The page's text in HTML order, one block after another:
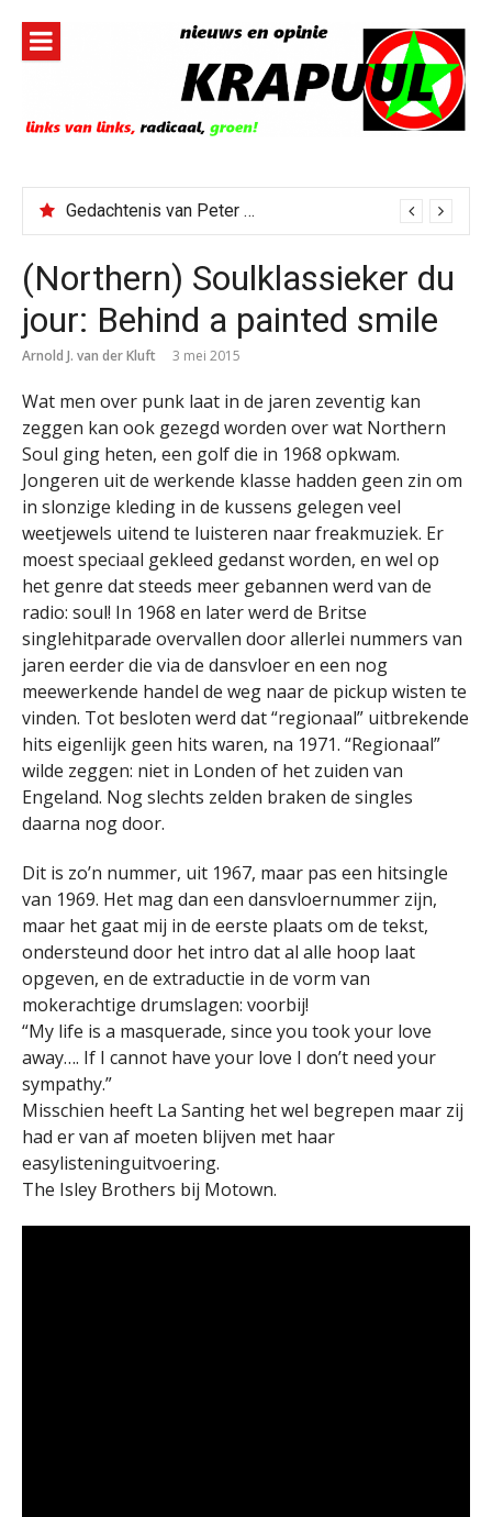
inhoud
Gedachtenis van Peter Faber
(Northern) Soulklassieker du
jour: Behind a painted smile
Arnold J. van der Kluft 3 mei 2015
Wat men over punk laat in de jaren zeventig kan
zeggen kan ook gezegd worden over wat Northern
Soul ging heten, een golf die in 1968 opkwam.
Jongeren uit de werkende klasse hadden geen zin om
in slonzige kleding in de kussens gelegen veel
weetjewels uitend te luisteren naar freakmuziek. Er
moest speciaal gekleed gedanst worden, en wel op
het genre dat steeds meer gebannen werd van de
radio: soul! In 1968 en later werd de Britse
singlehitparade overvallen door allerlei nummers van
jaren eerder die via de dansvloer en een nog
meewerkende handel de weg naar de pickup wisten te
vinden. Tot besloten werd dat “regionaal” uitbrekende
hits eigenlijk geen hits waren, na 1971. “Regionaal”
wilde zeggen: niet in Londen of het zuiden van
Engeland. Nog slechts zelden braken de singles
daarna nog door.
Dit is zo’n nummer, uit 1967, maar pas een hitsingle
van 1969. Het mag dan een dansvloernummer zijn,
maar het gaat mij in de eerste plaats om de tekst,
ondersteund door het intro dat al alle hoop laat
opgeven, en de extraductie in de vorm van
mokerachtige drumslagen: voorbij!
“My life is a masquerade, since you took your love
away…. If I cannot have your love I don’t need your
sympathy.”
Misschien heeft La Santing het wel begrepen maar zij
had er van af moeten blijven met haar
easylisteninguitvoering.
The Isley Brothers bij Motown.